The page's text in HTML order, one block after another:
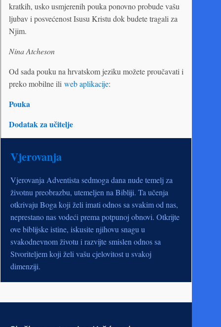
kratkih, usko usmjerenih pouka ponovno probude vašu
ljubav i posvećenost Isusu Kristu dok budete tragali za
Njim.
Nina Atcheson
Od sada pouku na hrvatskom jeziku možete proučavati i
preko mobilne ili web aplikacije:
Pouka
Dodatak za učitelje
Vjerovanja
Vjerovanja Adventista sedmoga dana nude temelj za
životnu preobrazbu, utemeljen na Bibliji. Ta učenja
otkrivaju Boga koji želi imati odnos sa svakim od nas,
neprestano nas vodeći prema potpunoj obnovi. Otkrijte
ove biblijske istine, iskusite njihovu snagu u
svakodnevnom životu i razvijte smislen odnos sa
Stvoriteljem koji želi vašu cjelovitost u svakoj
dimenziji.